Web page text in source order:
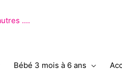
....
Bébé 3 mois à 6 ans